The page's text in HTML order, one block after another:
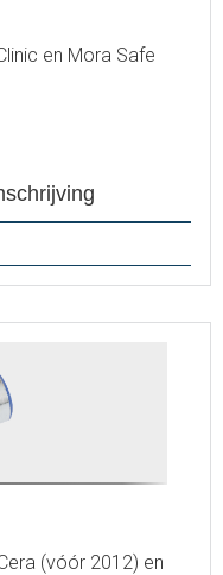
en Mora Safe
(vóór 2012) en